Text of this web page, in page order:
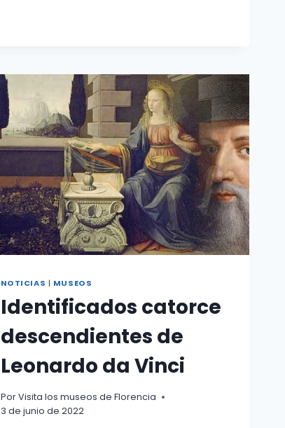
NOTICIAS | MUSEOS
Identificados catorce
descendientes de
Leonardo da Vinci
PorVisita los museos de Florencia
3 de junio de 2022